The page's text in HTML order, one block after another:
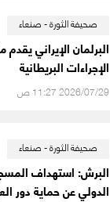
صحيفة الثورة - صنعاء
البرلمان الإيراني
الإجراءات البريطانية
2026/07/29 11:27 ص
صحيفة الثورة - صنعاء
البرش: استهداف
الدولي عن حماية دور